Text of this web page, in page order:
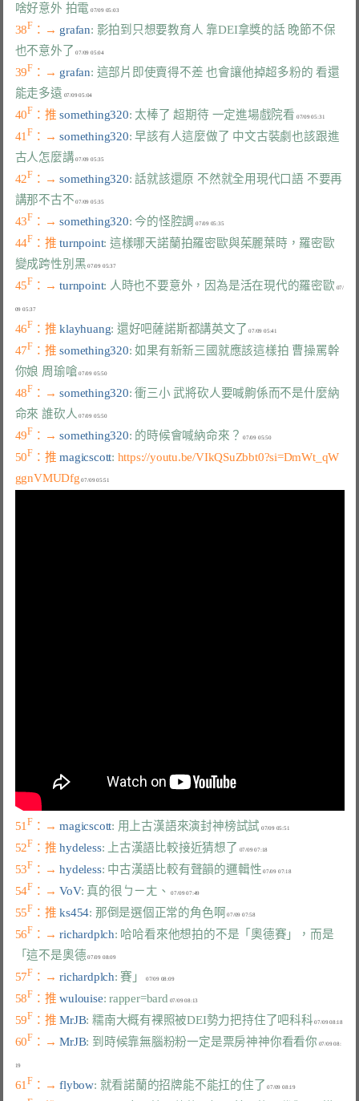
啥好意外 拍電
07/09 05:03
38F ：→ grafan: 影拍到只想要教育人 靠DEI拿獎的話 晚節不保
也不意外了
07/09 05:04
39F ：→ grafan: 這部片即使賣得不差 也會讓他掉超多粉的 看還
能走多遠
40F ：推 something320: 太棒了 超期待 一定進場戲院看
41F ：→ something320: 早該有人這麼做了 中文古裝劇也該跟進
古人怎麼講
07/09 05:35
42F ：→ something320: 話就該還原 不然就全用現代口語 不要再
講那不古不
07/09 05:35
43F ：→ something320: 今的怪腔調 07/09 05:35
44F ：推 turnpoint: 這樣哪天諾蘭拍羅密歐與茱麗葉時，羅密歐
變成跨性別黑
07/09 05:37
45F ：→ turnpoint: 人時也不要意外，因為是活在現代的羅密歐 07/
09 05:37
46F ：推 klayhuang: 還好吧薩諾斯都講英文了
47F ：推 something320: 如果有新新三國就應該這樣拍 曹操罵幹
你娘 周瑜嗆
07/09 05:50
48F ：→ something320: 衝三小 武將砍人要喊齁係而不是什麼納
命來 誰砍人
07/09 05:50
49F ：→ something320: 的時候會喊納命來？ 07/09 05:50
50F ：推 magicscott: https://youtu.be/VIkQSuZbbt0?si=DmWt_qW
ggnVMUDfg
51F ：→ magicscott: 用上古漢語來演封神榜試試
52F ：推 hydeless: 上古漢語比較接近猜想了
53F ：→ hydeless: 中古漢語比較有聲韻的邏輯性 07/09 07:18
54F ：→ VoV: 真的很ㄅㄧㄤ、
55F ：推 ks454: 那倒是選個正常的角色啊 07/09 07:58
56F ：→ richardplch: 哈哈看來他想拍的不是「奧德賽」，而是
「這不是奧德
07/09 08:09
57F ：→ richardplch: 賽」 07/09 08:09
58F ：推 wulouise: rapper=bard
59F ：推 MrJB: 糯南大概有裸照被DEI勢力把持住了吧科科
60F ：→ MrJB: 到時候靠無腦粉粉一定是票房神神你看看你 07/09 08:
61F ：→ flybow: 就看諾蘭的招牌能不能扛的住了 07/09 08:19